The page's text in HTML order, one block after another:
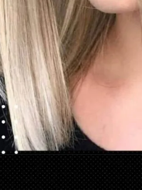
Opening https://